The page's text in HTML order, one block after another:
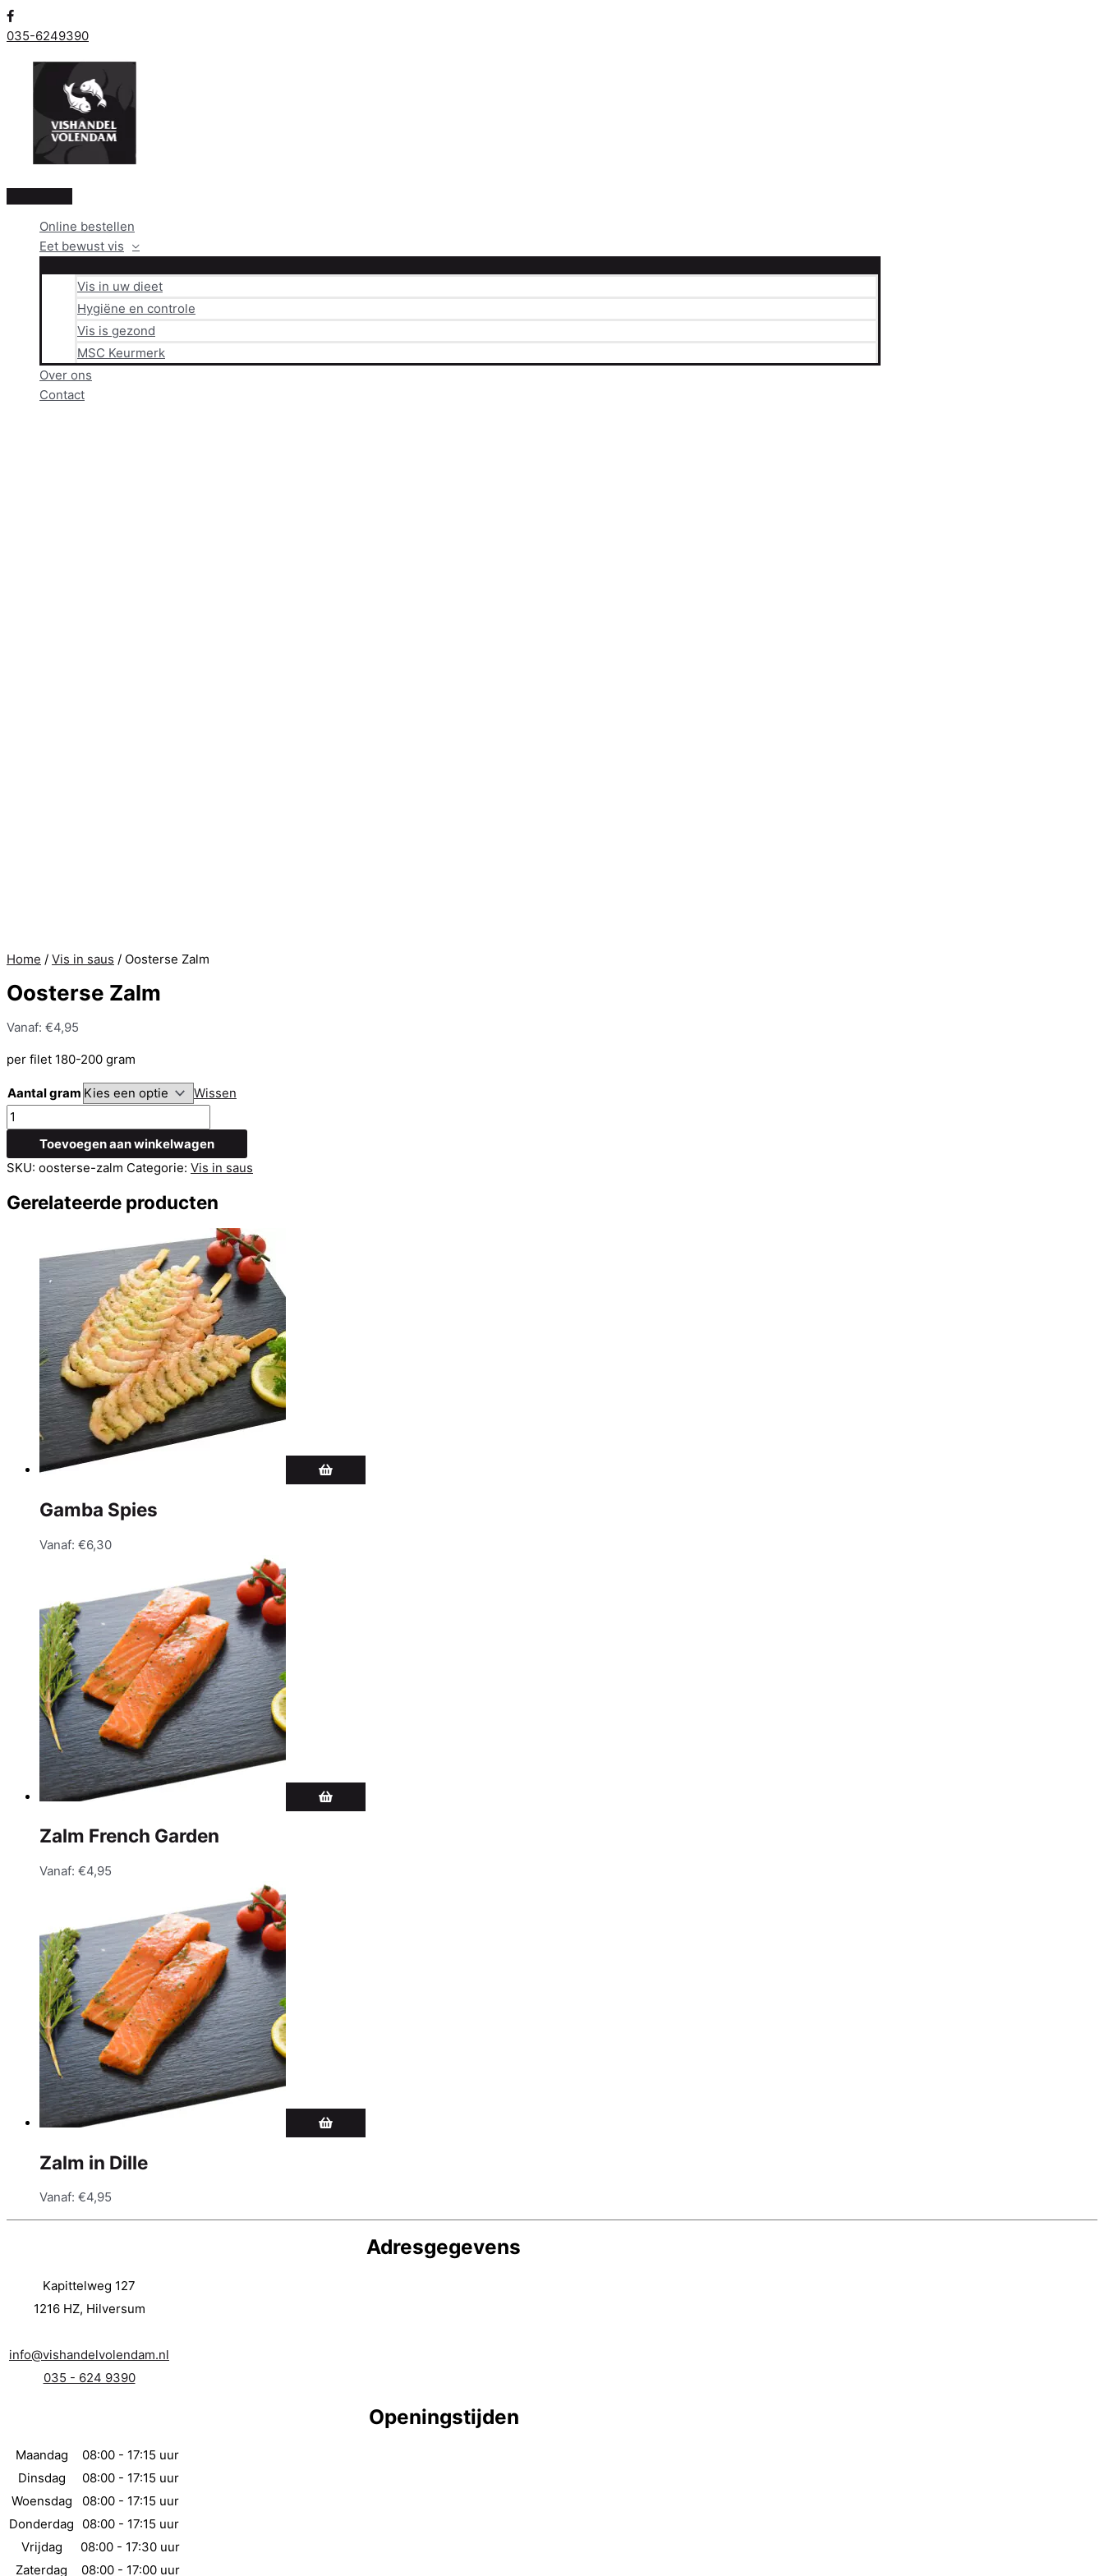
Ga
naar
inhoud
035-6249390
Hoofdmenu
Online bestellen
Eet bewust vis
Vis in uw dieet
Hygiëne en controle
Vis is gezond
MSC Keurmerk
Over ons
Contact
Home / Vis in saus / Oosterse Zalm
Oosterse Zalm
Vanaf: €4,95
per filet 180-200 gram
Aantal gram
Wissen
Oosterse
Zalm
aantal
Toevoegen aan winkelwagen
SKU: oosterse-zalm Categorie: Vis in saus
Gerelateerde producten
Gamba Spies
Vanaf: €6,30
Zalm French Garden
Vanaf: €4,95
Zalm in Dille
Vanaf: €4,95
Adresgegevens
Kapittelweg 127
1216 HZ, Hilversum
info@vishandelvolendam.nl
035 - 624 9390
Openingstijden
Maandag
08:00 - 17:15 uur
Dinsdag
08:00 - 17:15 uur
Woensdag
08:00 - 17:15 uur
Donderdag
08:00 - 17:15 uur
Vrijdag
08:00 - 17:30 uur
Zaterdag
08:00 - 17:00 uur